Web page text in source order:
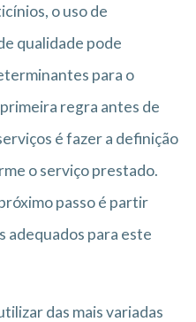
o uso de
qualidade pode
para o
regra antes de
é fazer a definição
o serviço prestado.
passo é partir
adequados para este
das mais variadas